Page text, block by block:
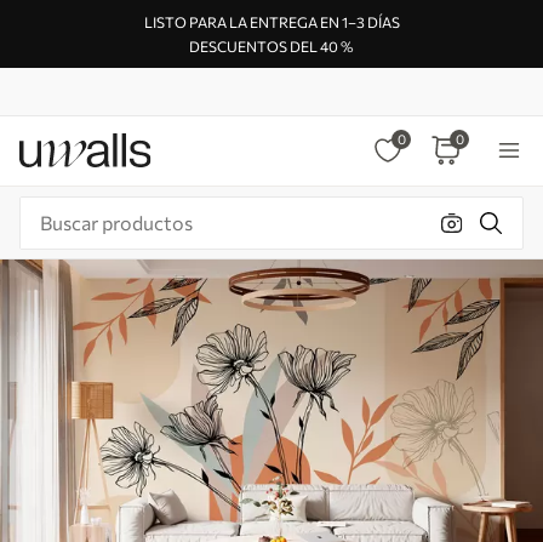
LISTO PARA LA ENTREGA EN 1–3 DÍAS
DESCUENTOS DEL 40 %
0 0